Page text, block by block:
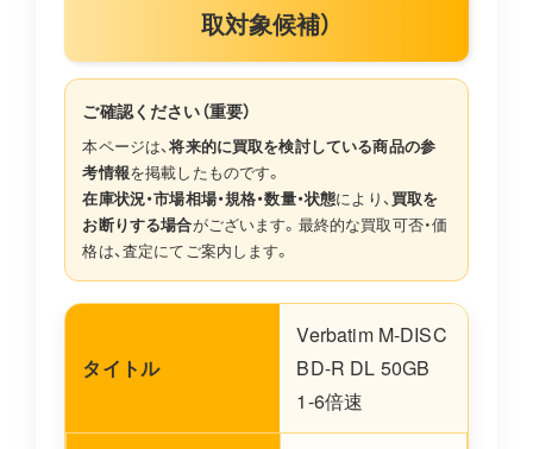
取対象候補）
ご確認ください（重要）
本ページは、将来的に買取を検討している商品の参
考情報を掲載したものです。
在庫状況・市場相場・規格・数量・状態により、買取を
お断りする場合がございます。最終的な買取可否・価
格は、査定にてご案内します。
タイトル
Verbatim M-DISC
BD-R DL 50GB
1-6倍速